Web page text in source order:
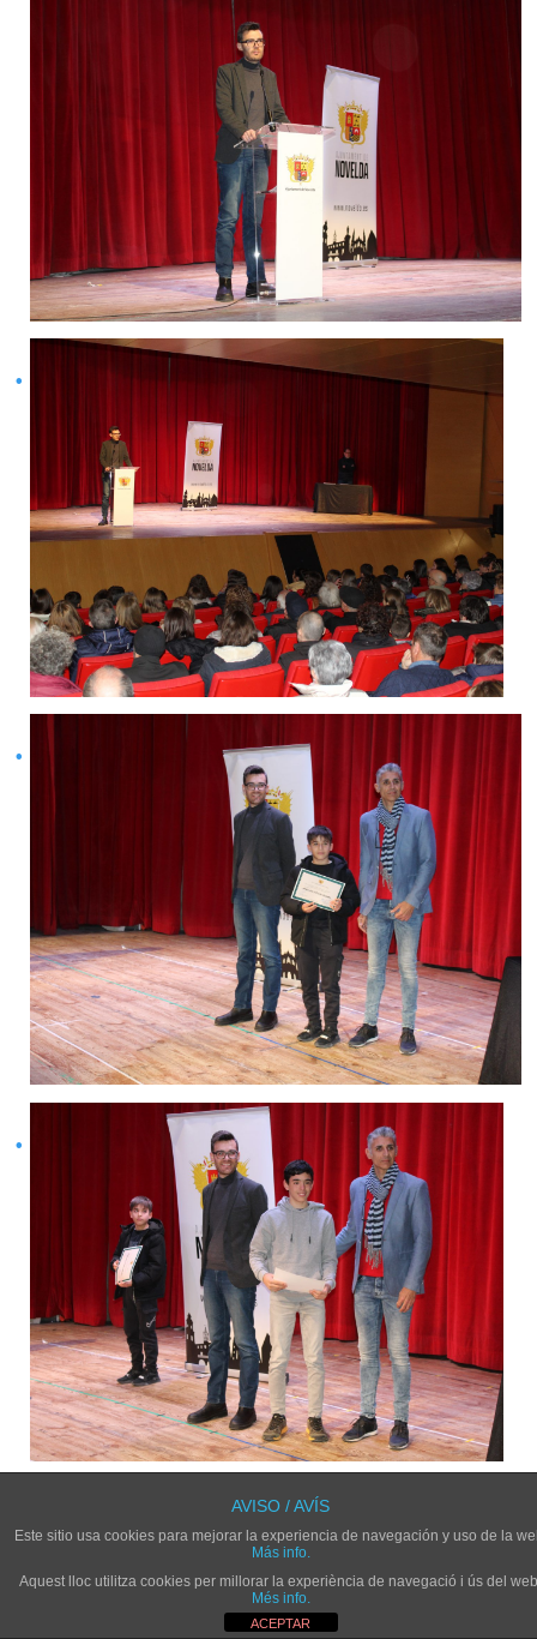
AVISO / AVÍS
Este sitio usa cookies para mejorar la experiencia de navegación y uso de la
Más info.
Aquest lloc utilitza cookies per millorar la experiència de navegació i ús del
Més info.
ACEPTAR